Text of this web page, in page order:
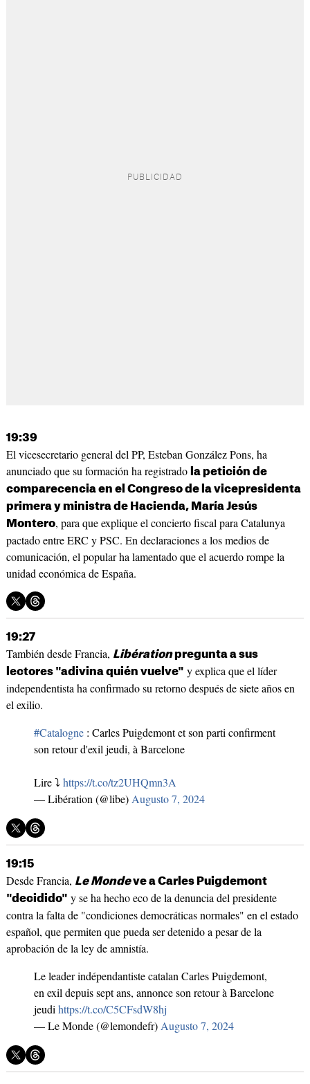
19:39
El vicesecretario general del PP, Esteban González Pons, ha
anunciado que su formación ha registrado la petición de
comparecencia en el Congreso de la vicepresidenta
primera y ministra de Hacienda, María Jesús
Montero, para que explique el concierto fiscal para Catalunya
pactado entre ERC y PSC. En declaraciones a los medios de
comunicación, el popular ha lamentado que el acuerdo rompe la
unidad económica de España.
19:27
También desde Francia, Libérationpregunta a sus
lectores "adivina quién vuelve" y explica que el líder
independentista ha confirmado su retorno después de siete años en
el exilio.
#Catalogne: Carles Puigdemont et son parti confirment
son retour d'exil jeudi, à Barcelone
Lire ⤵️ https://t.co/tz2UHQmn3A
— Libération (@libe)Augusto 7, 2024
19:15
Desde Francia, Le Mondeve a Carles Puigdemont
"decidido" y se ha hecho eco de la denuncia del presidente
contra la falta de "condiciones democráticas normales" en el estado
español, que permiten que pueda ser detenido a pesar de la
aprobación de la ley de amnistía.
Le leader indépendantiste catalan Carles Puigdemont,
en exil depuis sept ans, annonce son retour à Barcelone
jeudihttps://t.co/C5CFsdW8hj
— Le Monde (@lemondefr)Augusto 7, 2024